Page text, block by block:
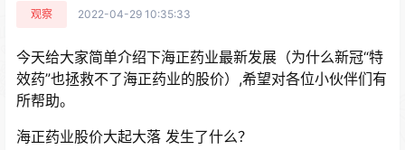
观察 2022-04-29 10:35:33
今天给大家简单介绍下海正药业最新发展（为什么新冠“特
效药”也拯救不了海正药业的股价）,希望对各位小伙伴们有
所帮助。
海正药业股价大起大落 发生了什么？